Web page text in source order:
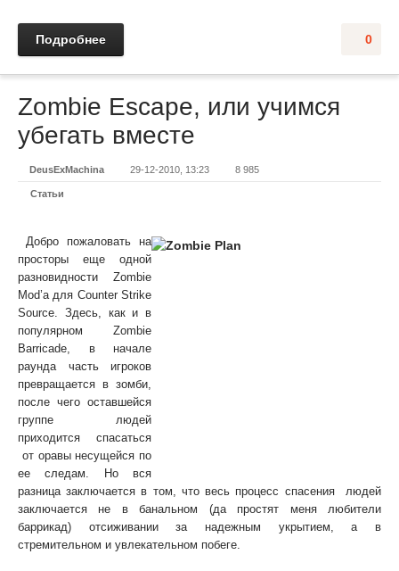
0
Подробнее
Zombie Escape, или учимся
убегать вместе
DeusExMachina 29-12-2010, 13:23 8 985
Статьи
Добро пожаловать на
просторы еще одной
разновидности Zombie
Mod’а для Counter Strike
Source. Здесь, как и в
популярном Zombie
Barricade, в начале
раунда часть игроков
превращается в зомби,
после чего оставшейся
группе людей
приходится спасаться
от оравы несущейся по
ее следам. Но вся
разница заключается в том, что весь процесс спасения людей
заключается не в банальном (да простят меня любители
баррикад) отсиживании за надежным укрытием, а в
стремительном и увлекательном побеге.